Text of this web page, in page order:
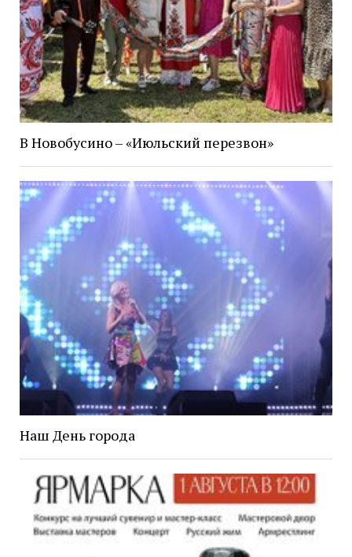
В Новобусино – «Июльский перезвон»
Наш День города